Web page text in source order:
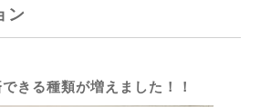
ン
きる種類が増えました！！